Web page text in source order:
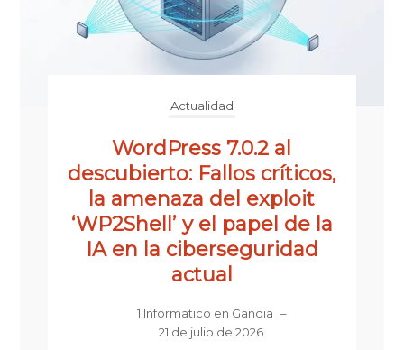
Actualidad
WordPress 7.0.2 al
descubierto: Fallos críticos,
la amenaza del exploit
‘WP2Shell’ y el papel de la
IA en la ciberseguridad
actual
1 Informatico en Gandia –
21 de julio de 2026